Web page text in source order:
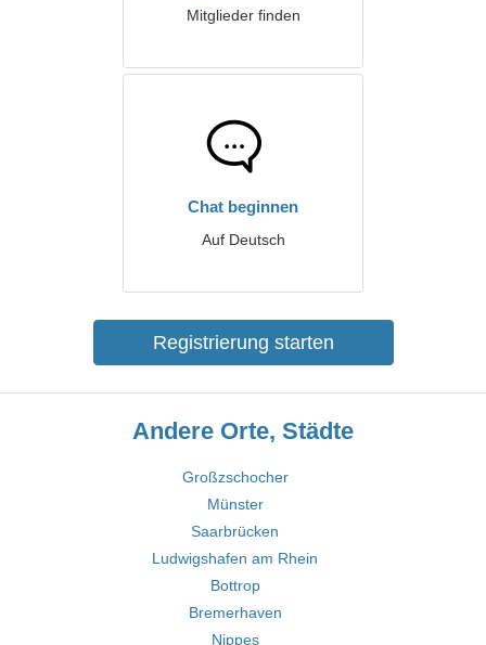
Mitglieder finden
Chat beginnen
Auf Deutsch
Registrierung starten
Andere Orte, Städte
Großzschocher
Münster
Saarbrücken
Ludwigshafen am Rhein
Bottrop
Bremerhaven
Nippes